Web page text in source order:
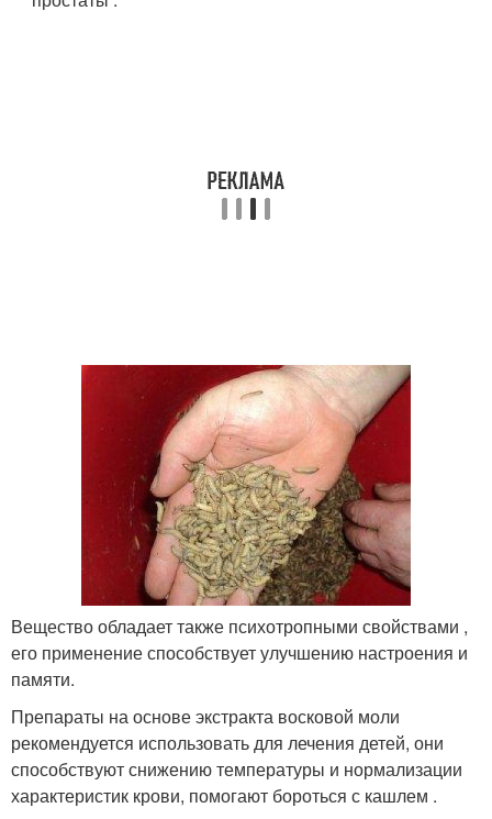
Вещество обладает также психотропными свойствами ,
его применение способствует улучшению настроения и
памяти.
Препараты на основе экстракта восковой моли
рекомендуется использовать для лечения детей, они
способствуют снижению температуры и нормализации
характеристик крови, помогают бороться с кашлем .